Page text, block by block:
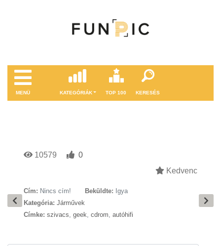
MENÜ KATEGÓRIÁK TOP 100 KERESÉS
10579
0
Kedvenc
Cím: Nincs cím! Beküldte: Igya
Kategória: Járművek
Címke: szivacs, geek, cdrom, autóhifi